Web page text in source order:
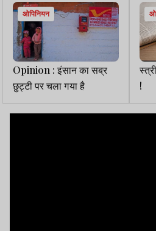
ओपिनियन
Opinion : इंसान का सब्र
छुट्टी पर चला गया है
!